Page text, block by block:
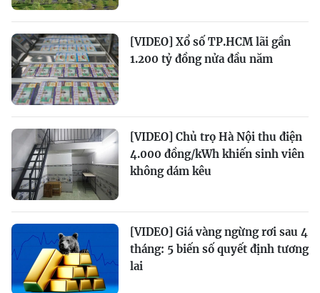
[VIDEO] Xổ số TP.HCM lãi gần
1.200 tỷ đồng nửa đầu năm
[VIDEO] Chủ trọ Hà Nội thu điện
4.000 đồng/kWh khiến sinh viên
không dám kêu
[VIDEO] Giá vàng ngừng rơi sau 4
tháng: 5 biến số quyết định tương
lai